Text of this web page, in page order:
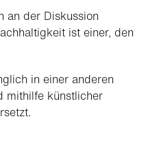
an der Diskussion
ist einer, den
in einer anderen
mithilfe künstlicher